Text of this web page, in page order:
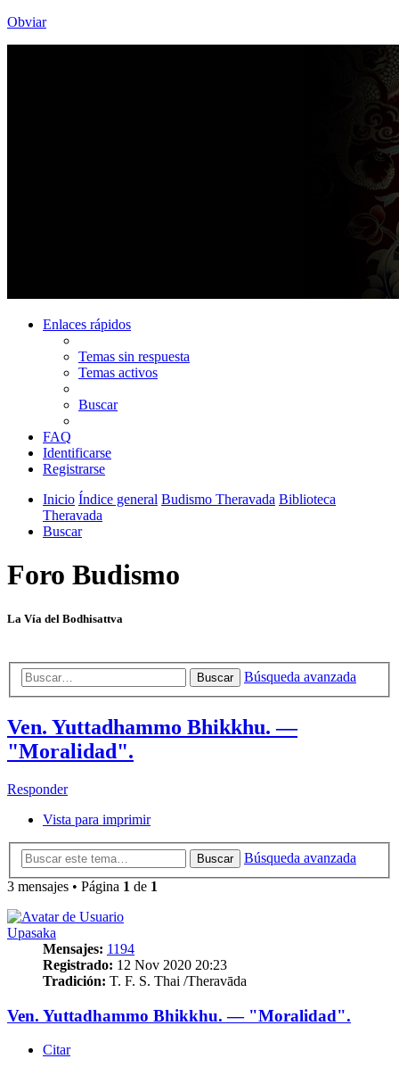
Obviar
Enlaces rápidos
Temas sin respuesta
Temas activos
Buscar
FAQ
Identificarse
Registrarse
Inicio Índice general Budismo Theravada Biblioteca
Theravada
Buscar
Foro Budismo
La Vía del Bodhisattva
Buscar Búsqueda avanzada
Ven. Yuttadhammo Bhikkhu. —
"Moralidad".
Responder
Vista para imprimir
Buscar
Búsqueda avanzada
3 mensajes • Página 1 de 1
Upasaka
Mensajes: 1194
Registrado: 12 Nov 2020 20:23
Tradición: T. F. S. Thai /Theravāda
Ven. Yuttadhammo Bhikkhu. — "Moralidad".
Citar